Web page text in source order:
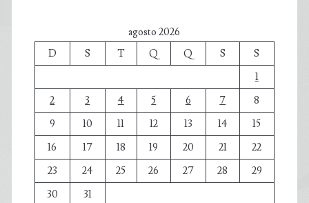
agosto 2026
D
S T Q Q S
S
1
2
3 4 5 6 7
8
9
10 11 12 13 14
15
16
17 18 19 20 21
22
23
24 25 26 27 28
29
30
31